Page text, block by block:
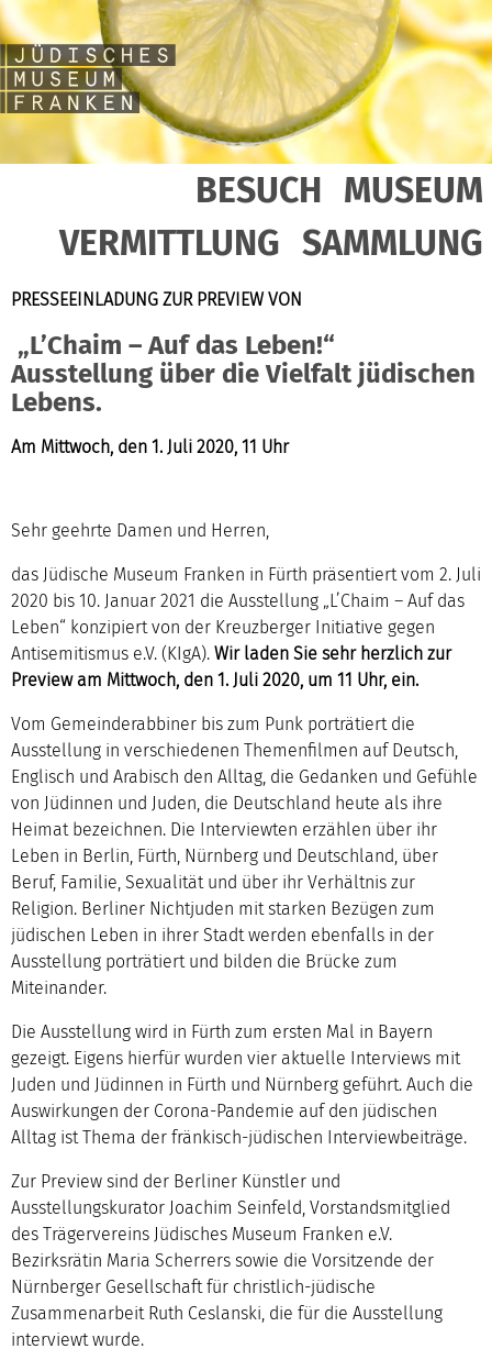
BESUCH MUSEUM
VERMITTLUNG SAMMLUNG
PRESSEEINLADUNG ZUR PREVIEW VON
„L’Chaim – Auf das Leben!“
Ausstellung über die Vielfalt jüdischen
Lebens.
Am Mittwoch, den 1. Juli 2020, 11 Uhr
Sehr geehrte Damen und Herren,
das Jüdische Museum Franken in Fürth präsentiert vom 2. Juli
2020 bis 10. Januar 2021 die Ausstellung „L’Chaim – Auf das
Leben“ konzipiert von der Kreuzberger Initiative gegen
Antisemitismus e.V. (KIgA). Wir laden Sie sehr herzlich zur
Preview am Mittwoch, den 1. Juli 2020, um 11 Uhr, ein.
Vom Gemeinderabbiner bis zum Punk porträtiert die
Ausstellung in verschiedenen Themenfilmen auf Deutsch,
Englisch und Arabisch den Alltag, die Gedanken und Gefühle
von Jüdinnen und Juden, die Deutschland heute als ihre
Heimat bezeichnen. Die Interviewten erzählen über ihr
Leben in Berlin, Fürth, Nürnberg und Deutschland, über
Beruf, Familie, Sexualität und über ihr Verhältnis zur
Religion. Berliner Nichtjuden mit starken Bezügen zum
jüdischen Leben in ihrer Stadt werden ebenfalls in der
Ausstellung porträtiert und bilden die Brücke zum
Miteinander.
Die Ausstellung wird in Fürth zum ersten Mal in Bayern
gezeigt. Eigens hierfür wurden vier aktuelle Interviews mit
Juden und Jüdinnen in Fürth und Nürnberg geführt. Auch die
Auswirkungen der Corona-Pandemie auf den jüdischen
Alltag ist Thema der fränkisch-jüdischen Interviewbeiträge.
Zur Preview sind der Berliner Künstler und
Ausstellungskurator Joachim Seinfeld, Vorstandsmitglied
des Trägervereins Jüdisches Museum Franken e.V.
Bezirksrätin Maria Scherrers sowie die Vorsitzende der
Nürnberger Gesellschaft für christlich-jüdische
Zusammenarbeit Ruth Ceslanski, die für die Ausstellung
interviewt wurde.